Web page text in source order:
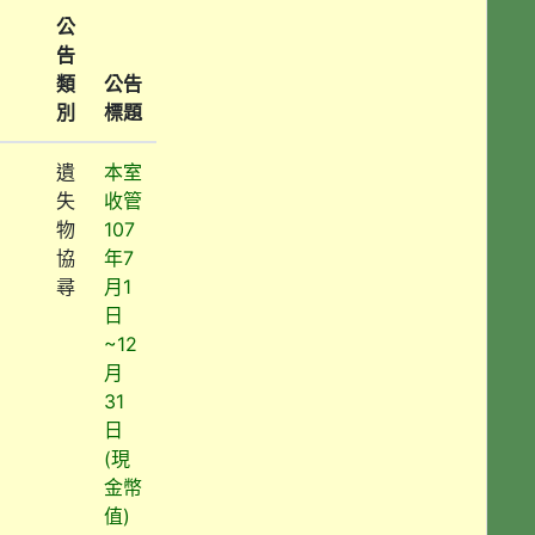
公
告
類
別
公告
標題
遺
失
物
協
尋
本室
收管
107
年7
月1
日
~12
月
31
日
(現
金幣
值)